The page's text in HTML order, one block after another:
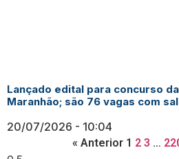
Lançado edital para concurso
Maranhão; são 76 vagas com
20/07/2026 10:04
« Anterior 1 2 3 …